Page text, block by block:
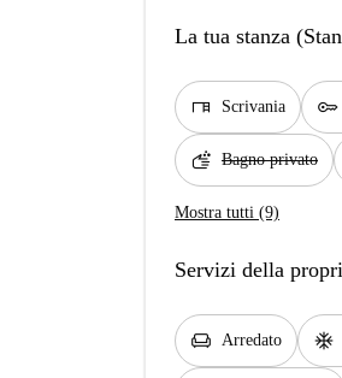
La tua stanza
desk Scrivania key
soap Bagno privato
Mostra tutti (9)
Servizi della
chair Arredato ac_unit